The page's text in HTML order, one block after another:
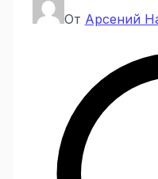
От Арсений